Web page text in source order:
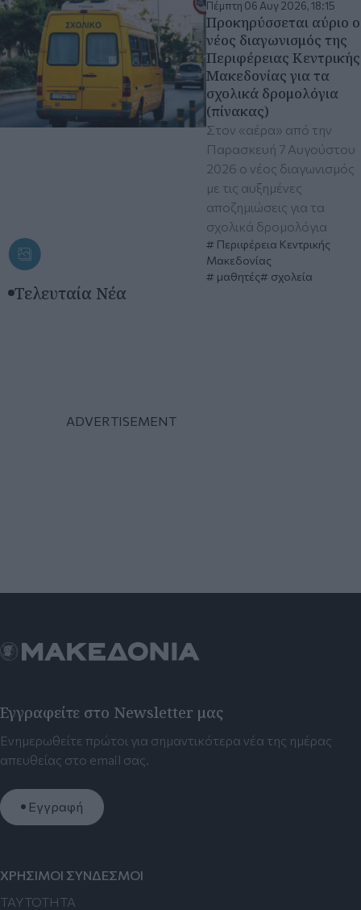
Πέμπτη 06 Αυγ 2026, 18:15
Προκηρύσσεται αύριο ο
νέος διαγωνισμός της
Περιφέρειας Κεντρικής
Μακεδονίας για τα
σχολικά δρομολόγια
(πίνακας)
Στον «αέρα» από την
Παρασκευή 7 Αυγούστου
2026 ο νέος διαγωνισμός
με τις αυξημένες
αποζημιώσεις για τα
σχολικά δρομολόγια
Περιφέρεια Κεντρικής
Μακεδονίας
μαθητές
σχολεία
Τελευταία Νέα
Εγγραφείτε στο Newsletter μας
Ενημερωθείτε πρώτοι για σημαντικότερα νέα της ημέρας
απευθείας στο email σας.
Εγγραφή
ΧΡΗΣΙΜΟΙ ΣΥΝΔΕΣΜΟΙ
TAYTOTHTA